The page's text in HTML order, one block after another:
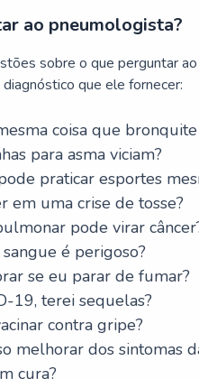
ao pneumologista?
sobre o que perguntar
que ele fornecer:
coisa que bronquite
para asma viciam?
praticar esportes
em uma crise de tosse?
pode virar
é perigoso?
se eu parar de fumar?
19, terei sequelas?
contra gripe?
melhorar dos sintomas
cura?